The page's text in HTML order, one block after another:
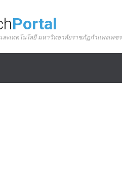
Portal
เทคโนโลยี มหาวิทยาลัยราชภัฏกำแพงเพชร